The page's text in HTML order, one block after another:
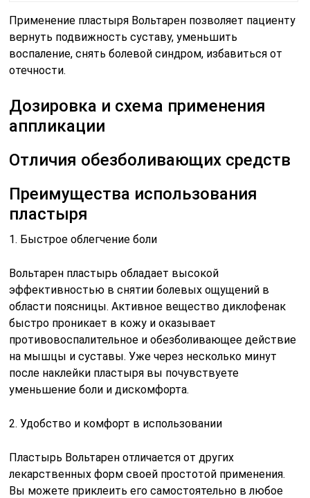
Применение пластыря Вольтарен позволяет пациенту
вернуть подвижность суставу, уменьшить
воспаление, снять болевой синдром, избавиться от
отечности.
Дозировка и схема применения
аппликации
Отличия обезболивающих средств
Преимущества использования
пластыря
1. Быстрое облегчение боли
Вольтарен пластырь обладает высокой
эффективностью в снятии болевых ощущений в
области поясницы. Активное вещество диклофенак
быстро проникает в кожу и оказывает
противовоспалительное и обезболивающее действие
на мышцы и суставы. Уже через несколько минут
после наклейки пластыря вы почувствуете
уменьшение боли и дискомфорта.
2. Удобство и комфорт в использовании
Пластырь Вольтарен отличается от других
лекарственных форм своей простотой применения.
Вы можете приклеить его самостоятельно в любое